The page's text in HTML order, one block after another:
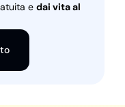
e dai vita al